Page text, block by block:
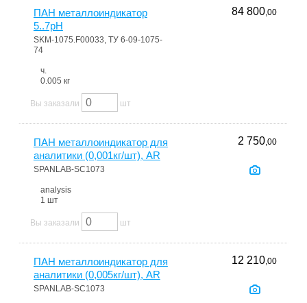
ПАН металлоиндикатор
5..7pH
SKM-1075.F00033, ТУ 6-09-1075-
74
ч.
0.005 кг
84 800,00
Вы заказали шт
ПАН металлоиндикатор для
аналитики (0,001кг/шт), AR
SPANLAB-SC1073
analysis
1 шт
2 750,00
Вы заказали шт
ПАН металлоиндикатор для
аналитики (0,005кг/шт), AR
SPANLAB-SC1073
12 210,00